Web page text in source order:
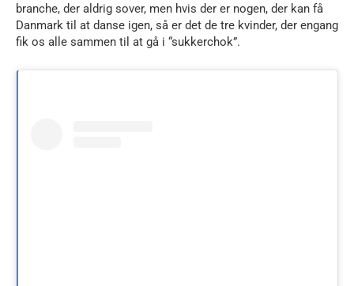
branche, der aldrig sover, men hvis der er nogen, der kan få
Danmark til at danse igen, så er det de tre kvinder, der engang
fik os alle sammen til at gå i “sukkerchok”.